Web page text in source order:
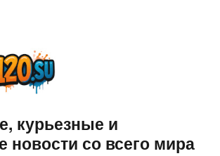
курьезные и
новости со всего мира